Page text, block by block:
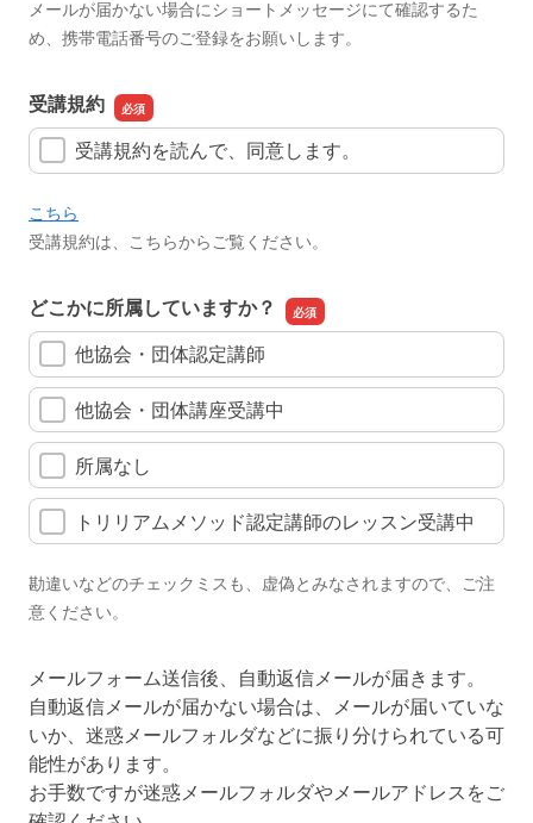
メールが届かない場合にショートメッセージにて確認するた
め、携帯電話番号のご登録をお願いします。
受講規約
受講規約を読んで、同意します。
こちら
受講規約は、こちらからご覧ください。
どこかに所属していますか？
他協会・団体認定講師
他協会・団体講座受講中
所属なし
トリリアムメソッド認定講師のレッスン受講中
勘違いなどのチェックミスも、虚偽とみなされますので、ご注
意ください。
メールフォーム送信後、自動返信メールが届きます。
自動返信メールが届かない場合は、メールが届いていな
いか、迷惑メールフォルダなどに振り分けられている可
能性があります。
お手数ですが迷惑メールフォルダやメールアドレスをご